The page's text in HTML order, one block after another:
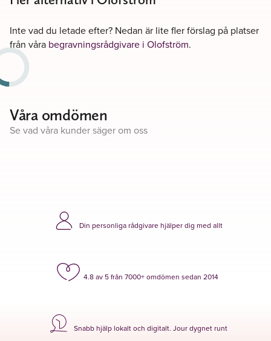
Inte vad du letade efter? Nedan är lite fler förslag på platser
från våra begravningsrådgivare i Olofström.
Våra omdömen
Se vad våra kunder säger om oss
Din personliga rådgivare hjälper dig med allt
4.8 av 5 från 7000+ omdömen sedan 2014
Snabb hjälp lokalt och digitalt. Jour dygnet runt